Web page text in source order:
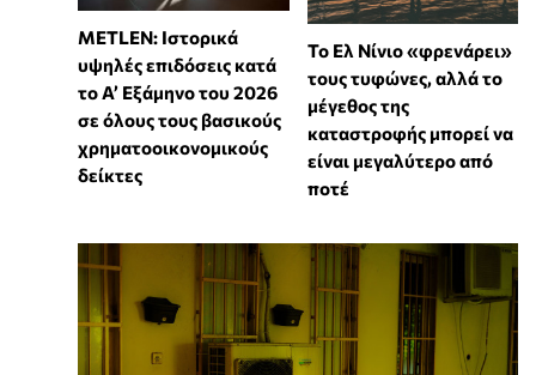
METLEN: Ιστορικά
υψηλές επιδόσεις κατά
το Α’ Εξάμηνο του 2026
σε όλους τους βασικούς
χρηματοοικονομικούς
δείκτες
Το Ελ Νίνιο «φρενάρει»
τους τυφώνες, αλλά το
μέγεθος της
καταστροφής μπορεί να
είναι μεγαλύτερο από
ποτέ